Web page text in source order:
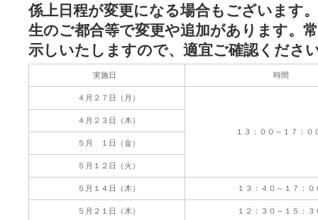
係上日程が変更になる場合もございます
生のご都合等で変更や追加があります。
示しいたしますので、適宜ご確認くださ
実施日 時間
４月２７日（月）
１３：００～１７：０
４月２３日（木）
５月 １日（金）
５月１２日（火）
５月１４日（木） １３：４０～１７：０
５月２１日（木） １２：３０～１５：３